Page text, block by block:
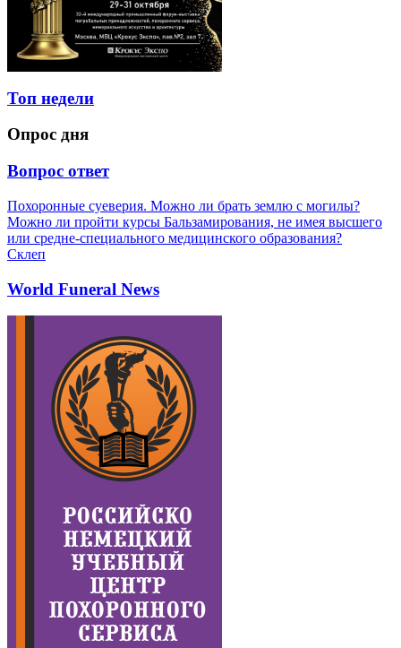
Топ недели
Опрос дня
Вопрос ответ
Похоронные суеверия. Можно ли брать землю с могилы?
Можно ли пройти курсы Бальзамирования, не имея высшего
или средне-специального медицинского образования?
Склеп
World Funeral News